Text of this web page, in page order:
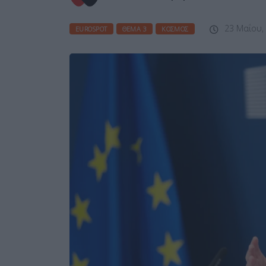
EUROSPOT ΘΈΜΑ 3 ΚΌΣΜΟΣ 23 Μαΐου,